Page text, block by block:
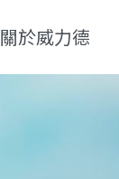
關於威力德